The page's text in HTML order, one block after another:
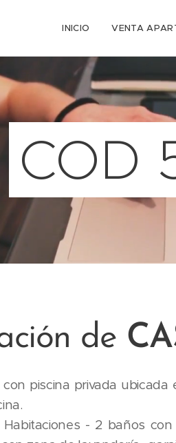
INICIO VENTA
COD
de
piscina privada
- 2 baños